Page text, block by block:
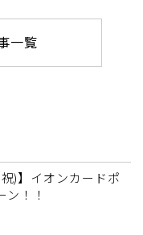
一覧
)】イオンカードポ
ン！！